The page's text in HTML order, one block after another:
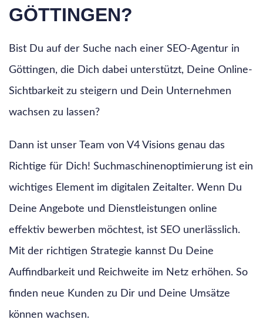
GÖTTINGEN?
Bist Du auf der Suche nach einer SEO-Agentur in
Göttingen, die Dich dabei unterstützt, Deine Online-
Sichtbarkeit zu steigern und Dein Unternehmen
wachsen zu lassen?
Dann ist unser Team von V4 Visions genau das
Richtige für Dich! Suchmaschinenoptimierung ist ein
wichtiges Element im digitalen Zeitalter. Wenn Du
Deine Angebote und Dienstleistungen online
effektiv bewerben möchtest, ist SEO unerlässlich.
Mit der richtigen Strategie kannst Du Deine
Auffindbarkeit und Reichweite im Netz erhöhen. So
finden neue Kunden zu Dir und Deine Umsätze
können wachsen.